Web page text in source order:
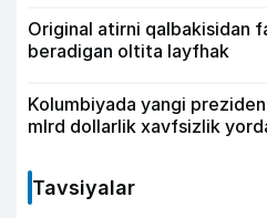
Original atirni qalbakisidan
beradigan oltita layfhak
Kolumbiyada yangi
mlrd dollarlik xavfsizlik
Tavsiyalar